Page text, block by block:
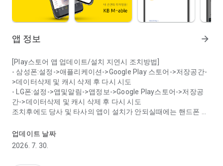
앱 정보 arrow_forward
[Play스토어 앱 업데이트/설치 지연시 조치방법]
- 삼성폰:설정->애플리케이션->Google Play 스토어->저장공간-
>데이터삭제 및 캐시 삭제 후 다시 시도
- LG폰:설정->앱및알림->앱정보->Google Play스토어->저장공
간->데이터삭제 및 캐시 삭제 후 다시 시도
조치후에도 당사 및 타사의 앱이 설치가 안되실때에는 핸드폰 제
[KB증권 M-able 소통창구]
업데이트 날짜
2026. 7. 30.